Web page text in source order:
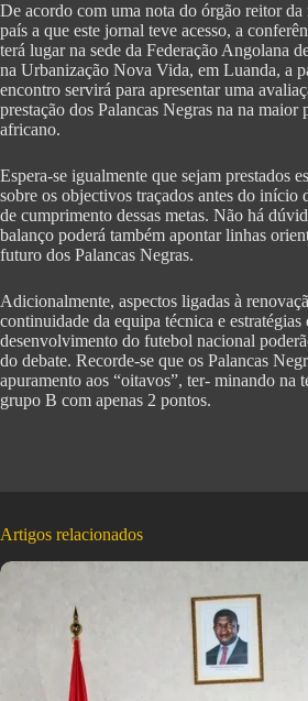
De acordo com uma nota do órgão reitor da
país a que este jornal teve acesso, a
terá lugar na sede da Federação Angolana
na Urbanização Nova Vida, em Luanda, a
encontro servirá para apresentar uma
prestação dos Palancas Negras na na maior
africano.
Espera-se igualmente que sejam prestados
sobre os objectivos traçados antes do início
de cumprimento dessas metas. Não há
balanço poderá também apontar linhas
futuro dos Palancas Negras.
Adicionalmente, aspectos ligadas à
continuidade da equipa técnica e estratégias
desenvolvimento do futebol nacional
do debate. Recorde-se que os Palancas
apuramento aos “oitavos”, ter- minando na
grupo B com apenas 2 pontos.
Artigos relacionados